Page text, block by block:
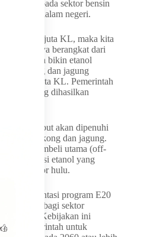
pada sektor bensin
bioetanol dalam negeri.
tersisa 20 juta KL, maka kita
yang idenya berangkat dari
B50. Kita bikin etanol
singkong dan jagung
4 juta KL. Pemerintah
etanol yang dihasilkan
tersebut akan dipenuhi
tebu, singkong dan jagung.
sebagai pembeli utama (off-
produksi etanol yang
di sektor hulu.
implementasi program E20
tambah bagi sektor
nasional. Kebijakan ini
pemerintah untuk